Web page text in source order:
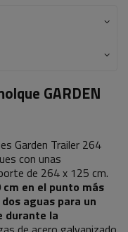
GARDEN
Garden Trailer 264
con unas
de 264 x 125 cm.
en el punto más
aguas para un
durante la